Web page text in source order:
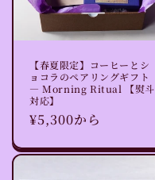
【春夏限定】コーヒーとシ
ョコラのペアリングギフト
— Morning Ritual 【熨斗
対応】
通
価
格
¥5,300から